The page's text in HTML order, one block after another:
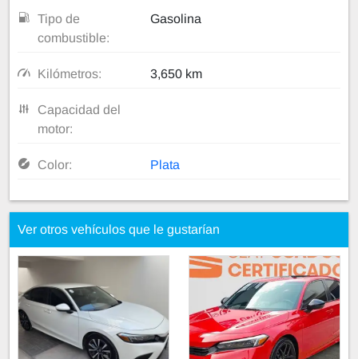
Tipo de
combustible:
Gasolina
Kilómetros: 3,650 km
Capacidad del
motor:
Color: Plata
Ver otros vehículos que le gustarían